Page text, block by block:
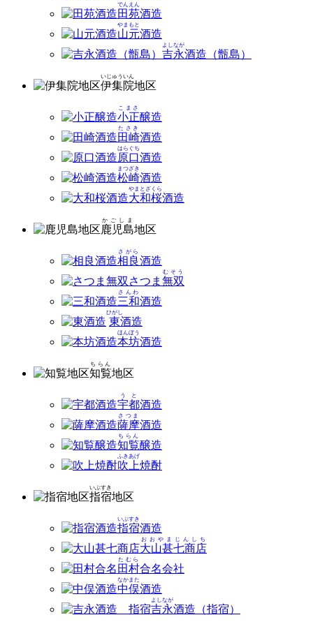
田苑
でんえん
酒造
山元
やまもと
酒造
吉永
よしなが
酒造（甑島）
伊集院
いじゅういん
地区
小正
こまさ
醸造
田崎
たさき
酒造
原口
はらぐち
酒造
松崎
まつざき
酒造
大和桜
やまとざくら
酒造
鹿児島
かごしま
地区
相良
さがら
酒造
さつま 無双
むそう
三和
さんわ
酒造
東
ひがし
酒造
本坊
ほんぼう
酒造
知覧
ちらん
地区
宇都
うと
酒造
薩摩
さつま
酒造
知覧
ちらん
醸造
吹上
ふきあげ
焼酎
指宿
いぶすき
地区
指宿
いぶすき
酒造
大山甚七商店
おおやまじんしち
田村
たむら
合名会社
中俣
なかまた
酒造
吉永
よしなが
酒造（指宿）